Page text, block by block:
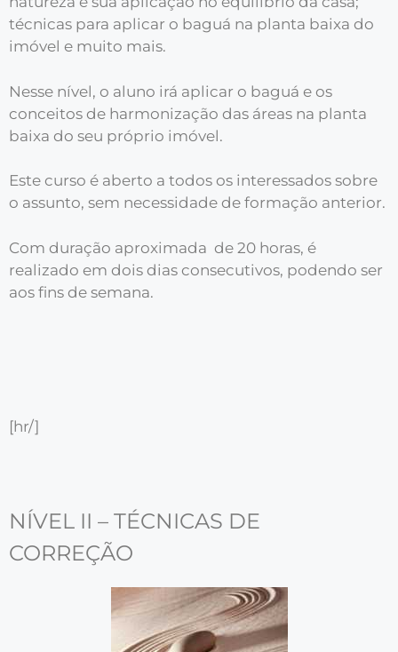
técnicas para aplicar o baguá na planta baixa do
imóvel e muito mais.
Nesse nível, o aluno irá aplicar o baguá e os
conceitos de harmonização das áreas na planta
baixa do seu próprio imóvel.
Este curso é aberto a todos os interessados sobre
o assunto, sem necessidade de formação anterior.
Com duração aproximada de 20 horas, é
realizado em dois dias consecutivos, podendo ser
aos fins de semana.
[hr/]
NÍVEL II – TÉCNICAS DE
CORREÇÃO